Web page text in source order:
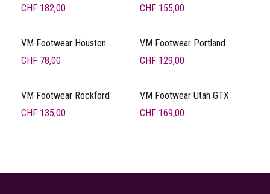
CHF 182,00
CHF 155,00
VM Footwear Houston
CHF 78,00
VM Footwear Portland
CHF 129,00
VM Footwear Rockford
CHF 135,00
VM Footwear Utah GTX
CHF 169,00